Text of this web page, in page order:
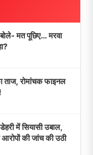
मत पूछिए… मरवा
ताज, रोमांचक फाइनल
में सियासी उबाल,
की जांच की उठी